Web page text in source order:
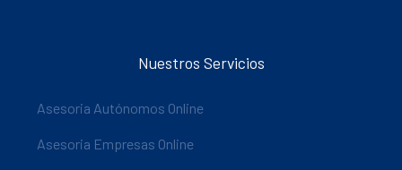
Nuestros Servicios
Asesoria Autónomos Online
Asesoria Empresas Online